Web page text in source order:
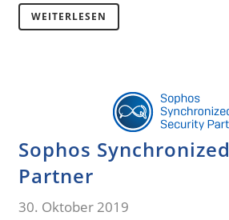
WEITERLESEN
Sophos
Partner
30. Oktober 2019